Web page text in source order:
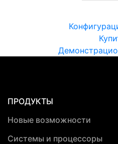
ПРОДУКТЫ
Новые возможности
Системы и процессоры